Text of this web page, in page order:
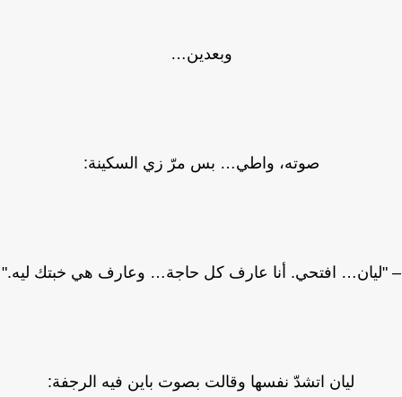
وبعدين…
صوته، واطي… بس مرّ زي السكينة:
افتحي. أنا عارف كل حاجة… وعارف هي خبتك ليه."
ليان اتشدّ نفسها وقالت بصوت باين فيه الرجفة: